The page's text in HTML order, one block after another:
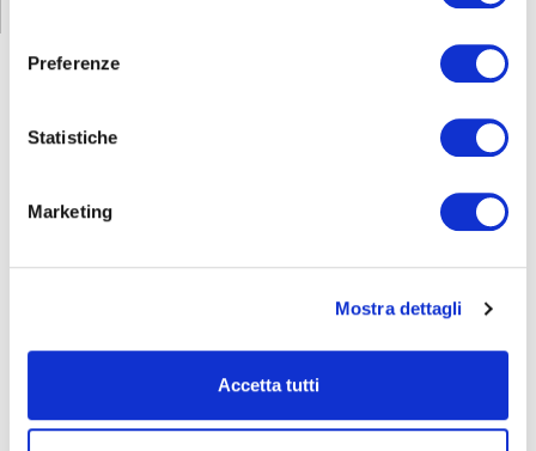
Preferenze
Statistiche
Marketing
Mostra dettagli
Accetta tutti
E CORSI
Seleziona e filtra per:
ADULTI
AZIENDE
DOPO LA TERZA MEDIA